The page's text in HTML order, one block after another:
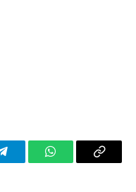
TelegramWhatsAppCopy